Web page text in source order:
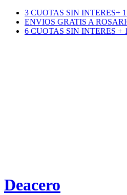
3 CUOTAS SIN INTERES+
ENVIOS GRATIS A
6 CUOTAS SIN INTERES +
Deacero